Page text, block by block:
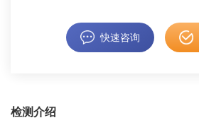
快速咨询
检测介绍